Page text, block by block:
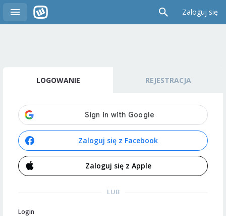
Zaloguj się
LOGOWANIE REJESTRACJA
Zaloguj się z Facebook
Zaloguj się z Apple
LUB
Login